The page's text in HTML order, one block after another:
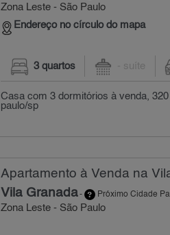
Zona Leste - São Paulo
Endereço no círculo do mapa
3 quartos - suíte
Casa com 3 dormitórios à venda,
paulo/sp
Apartamento à Venda na
Vila Granada- Próximo Cidade
Zona Leste - São Paulo